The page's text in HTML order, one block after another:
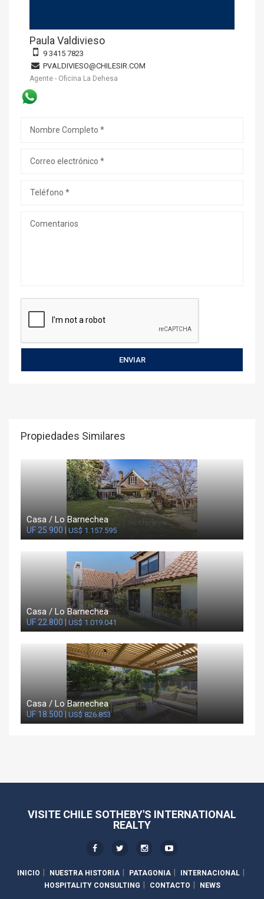
Paula Valdivieso
9 3415 7823
PVALDIVIESO@CHILESIR.COM
Agente - Oficina La Dehesa
Propiedades Similares
Casa / Lo Barnechea
UF 25.900 | US$ 1.157.595
Casa / Lo Barnechea
UF 22.800 | US$ 1.019.041
Casa / Lo Barnechea
UF 18.500 |US$ 826.853
VISITE CHILE SOTHEBY'S INTERNATIONAL
REALTY
INICIO NUESTRA HISTORIA PATAGONIA
INTERNACIONAL
HOSPITALITY CONSULTING
CONTACTO NEWS